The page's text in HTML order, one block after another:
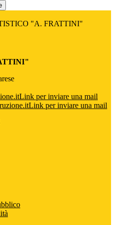
"A. FRATTINI"
Link per inviare una mail
Link per inviare una mail